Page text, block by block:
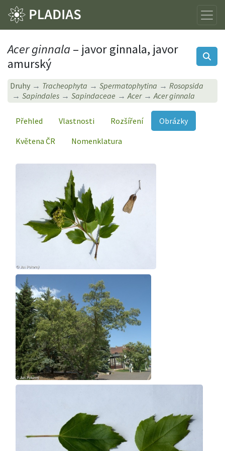
Acer ginnala– javor ginnala, javor
amurský
Druhy Tracheophyta Spermatophytina
Rosopsida
Sapindales
Sapindaceae Acer Acer ginnala
Přehled Vlastnosti Rozšíření
Obrázky
Květena ČR
Nomenklatura